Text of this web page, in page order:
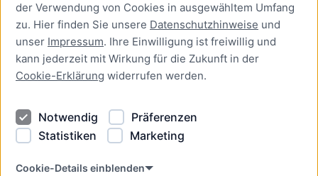
der Verwendung von Cookies in ausgewähltem Umfang
zu. Hier finden Sie unsere Datenschutzhinweise und
unser Impressum. Ihre Einwilligung ist freiwillig und
kann jederzeit mit Wirkung für die Zukunft in der
Cookie-Erklärung widerrufen werden.
Notwendig
Präferenzen
Statistiken
Marketing
Cookie-Details einblenden
Newsletter Lübeck:kompakt
Kontakt
Kontakt
Datenschutzhinweise
Barrierefreiheit
Cookie Erklärung